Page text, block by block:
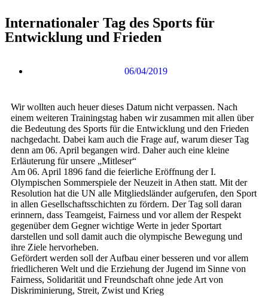
Internationaler Tag des Sports für
Entwicklung und Frieden
06/04/2019
Wir wollten auch heuer dieses Datum nicht verpassen. Nach
einem weiteren Trainingstag haben wir zusammen mit allen über
die Bedeutung des Sports für die Entwicklung und den Frieden
nachgedacht. Dabei kam auch die Frage auf, warum dieser Tag
denn am 06. April begangen wird. Daher auch eine kleine
Erläuterung für unsere „Mitleser“
Am 06. April 1896 fand die feierliche Eröffnung der I.
Olympischen Sommerspiele der Neuzeit in Athen statt. Mit der
Resolution hat die UN alle Mitgliedsländer aufgerufen, den Sport
in allen Gesellschaftsschichten zu fördern. Der Tag soll daran
erinnern, dass Teamgeist, Fairness und vor allem der Respekt
gegenüber dem Gegner wichtige Werte in jeder Sportart
darstellen und soll damit auch die olympische Bewegung und
ihre Ziele hervorheben.
Gefördert werden soll der Aufbau einer besseren und vor allem
friedlicheren Welt und die Erziehung der Jugend im Sinne von
Fairness, Solidarität und Freundschaft ohne jede Art von
Diskriminierung, Streit, Zwist und Krieg